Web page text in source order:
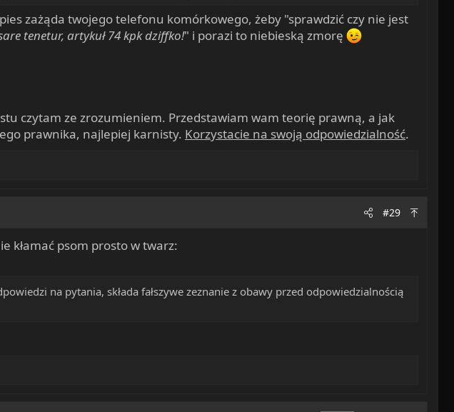
zażąda twojego telefonu komórkowego, żeby "sprawdzić czy nie jest
tenetur, artykuł 74 kpk dziffko!" i porazi to niebieską zmorę
czytam ze zrozumieniem. Przedstawiam wam teorię prawną, a jak
prawnika, najlepiej karnisty. Korzystacie na swoją odpowiedzialność.
#29
kłamać psom prosto w twarz:
na pytania, składa fałszywe zeznanie z obawy przed odpowiedzialnością